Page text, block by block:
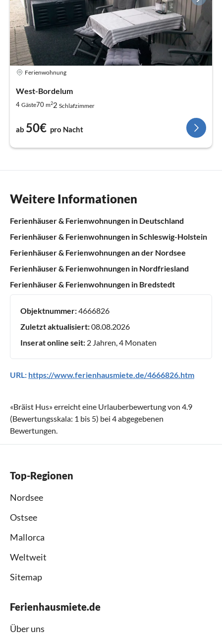
Ferienwohnung
West-Bordelum
4 Gäste70 m22 Schlafzimmer
ab 50€ pro Nacht
Weitere Informationen
Ferienhäuser & Ferienwohnungen in Deutschland
Ferienhäuser & Ferienwohnungen in Schleswig-Holstein
Ferienhäuser & Ferienwohnungen an der Nordsee
Ferienhäuser & Ferienwohnungen in Nordfriesland
Ferienhäuser & Ferienwohnungen in Bredstedt
Objektnummer:4666826
Zuletzt aktualisiert:08.08.2026
Inserat online seit: 2 Jahren, 4 Monaten
URL: https://www.ferienhausmiete.de/4666826.htm
«Bräist Hus» erreicht eine Urlauberbewertung von 4.9
(Bewertungsskala: 1 bis 5) bei 4abgegebenen
Bewertungen.
Top-Regionen
Nordsee
Ostsee
Mallorca
Weltweit
Sitemap
Ferienhausmiete.de
Über uns